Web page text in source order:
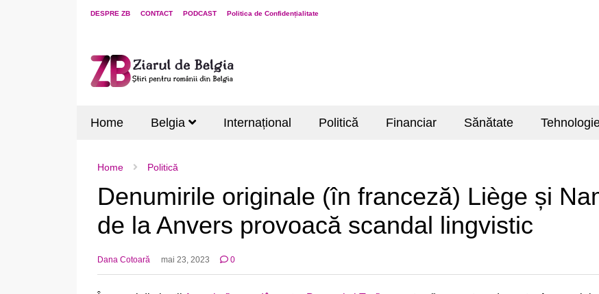
DESPRE ZB CONTACT PODCAST Politica de Confidențialitate
Home Belgia Internațional Politică Financiar Sănătate
Home Politică
Denumirile originale (în franceză) Liège și
de la Anvers provoacă scandal lingvistic
Dana Cotoară mai 23, 2023 0